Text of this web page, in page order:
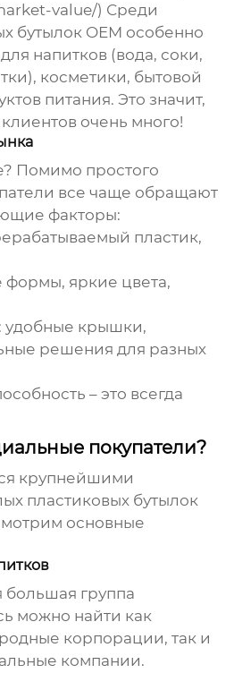
value/) Среди
бутылок OEM особенно
напитков (вода, соки,
косметики, бытовой
питания. Это значит,
очень много!
Помимо простого
все чаще обращают
факторы:
пластик,
яркие цвета,
удобные крышки,
решения для разных
– это всегда
покупатели?
крупнейшими
пластиковых бутылок
основные
большая группа
можно найти как
корпорации, так и
компании.